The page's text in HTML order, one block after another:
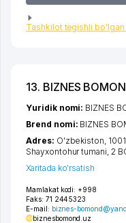
Tashkilot tegishli bo'lgan
13. BIZNES
Mamlakat kodi: +998
Faks: 71 2445323
E-mail: biznes-
biznesbomond.uz
Yuridik nomi: BIZNES
Brend nomi: BIZNES
Adres: O'zbekiston,
Shayxontohur tumani , 2
Xaritada ko'rsatish